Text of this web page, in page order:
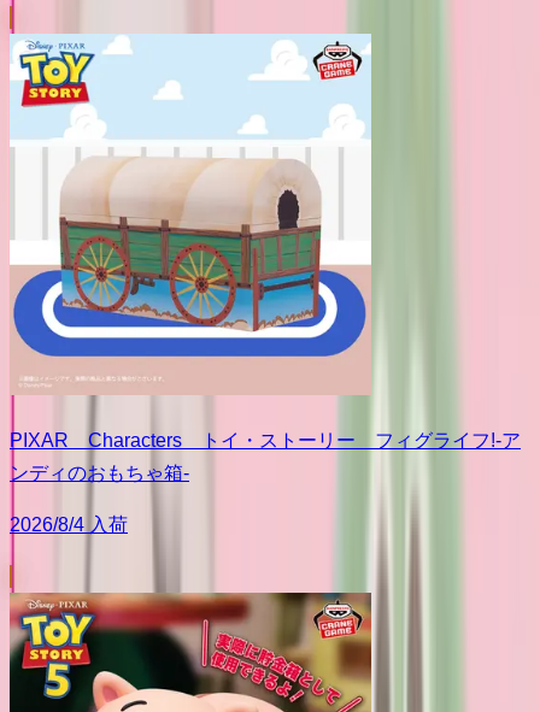
PIXAR Characters トイ・ストーリー フィグライフ!-ア
ンディのおもちゃ箱-
2026/8/4 入荷